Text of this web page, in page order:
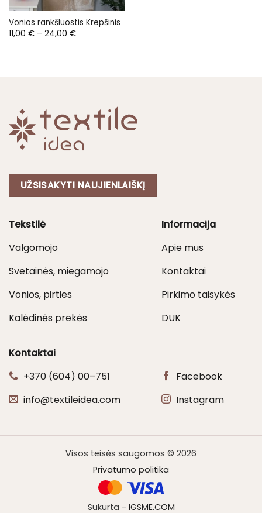
Vonios rankšluostis Krepšinis
11,00 € – 24,00 €Price
UŽSISAKYTI NAUJIENLAIŠKĮ
Tekstilė
Valgomojo
Svetainės, miegamojo
Vonios, pirties
Kalėdinės prekės
Informacija
Apie mus
Kontaktai
Pirkimo taisykės
DUK
Kontaktai
+370 (604) 00–751
info@textileidea.com
Facebook
Instagram
Visos teisės saugomos © 2026
Privatumo politika
Sukurta - IGSME.COM